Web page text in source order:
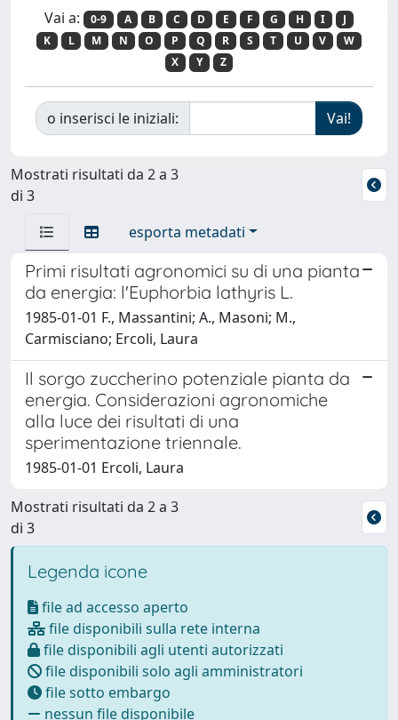
Vai a: 0-9 A B C D E F G H I
J
K
L M N O P Q R S T U V
W
X
Y Z
o inserisci le iniziali:
Mostrati risultati da 2 a 3
di 3
esporta metadati
Primi risultati agronomici su di una pianta
da energia: l'Euphorbia lathyris L.
1985-01-01 F., Massantini; A., Masoni; M.,
Carmisciano; Ercoli, Laura
Il sorgo zuccherino potenziale pianta da
energia. Considerazioni agronomiche
alla luce dei risultati di una
sperimentazione triennale.
1985-01-01 Ercoli, Laura
Mostrati risultati da 2 a 3
di 3
Legenda icone
file ad accesso aperto
file disponibili sulla rete interna
file disponibili agli utenti autorizzati
file disponibili solo agli amministratori
file sotto embargo
nessun file disponibile